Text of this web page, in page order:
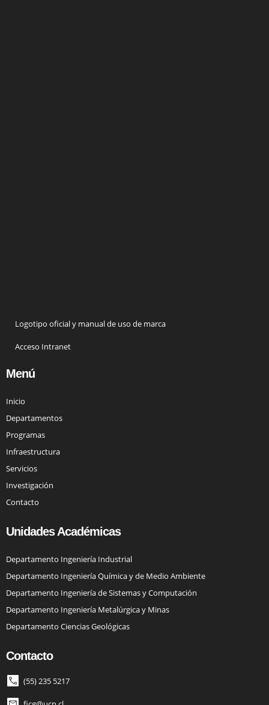
Logotipo oficial y manual de uso de marca
Acceso Intranet
Menú
Inicio
Departamentos
Programas
Infraestructura
Servicios
Investigación
Contacto
Unidades Académicas
Departamento Ingeniería Industrial
Departamento Ingeniería Química y de Medio Ambiente
Departamento Ingeniería de Sistemas y Computación
Departamento Ingeniería Metalúrgica y Minas
Departamento Ciencias Geológicas
Contacto
(55) 235 5217